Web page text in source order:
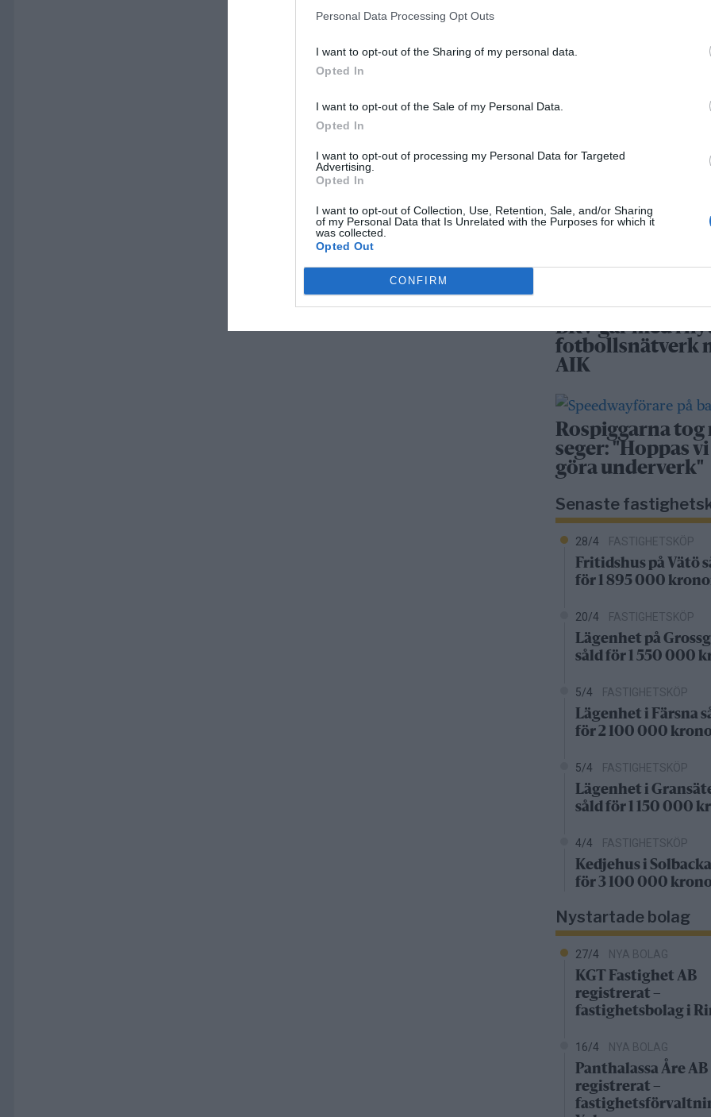
Personal Data Processing Opt Outs
I want to opt-out of the Sharing of my personal data.
Opted In
I want to opt-out of the Sale of my Personal Data.
Opted In
I want to opt-out of processing my Personal Data for Targeted
Advertising.
Opted In
I want to opt-out of Collection, Use, Retention, Sale, and/or Sharing
of my Personal Data that Is Unrelated with the Purposes for which it
was collected.
Opted Out
CONFIRM
Norrtälje – allt
Sport
Rospiggarna
mot serieledarna
BKV går med i
fotbollsnätverk
AIK
Rospiggarna tog
seger: "Hoppas
göra underverk"
Senaste
28/4 FASTIGHETSKÖP
Fritidshus på Vätö
för 1 895 000
20/4 FASTIGHETSKÖP
Lägenhet på
såld för 1 550 000
5/4 FASTIGHETSKÖP
Lägenhet i Färsna
för 2 100 000
5/4 FASTIGHETSKÖP
Lägenhet i
såld för 1 150 000
4/4 FASTIGHETSKÖP
Kedjehus i
för 3 100 000
Nystartade bolag
27/4 NYA BOLAG
KGT Fastighet AB
registrerat –
fastighetsbolag i
16/4 NYA BOLAG
Panthalassa Åre AB
registrerat –